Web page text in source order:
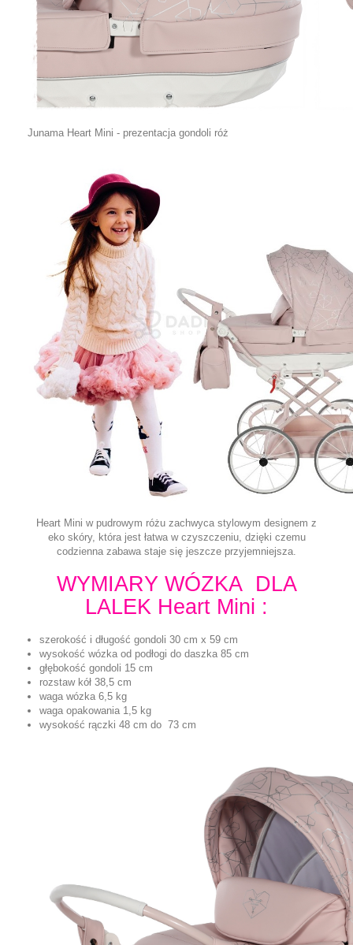
Junama Heart Mini - prezentacja gondoli róż
Heart Mini w pudrowym różu zachwyca stylowym designem z
eko skóry, która jest łatwa w czyszczeniu, dzięki czemu
codzienna zabawa staje się jeszcze przyjemniejsza.
WYMIARY WÓZKA DLA
LALEK Heart Mini :
szerokość i długość gondoli 30 cm x 59 cm
wysokość wózka od podłogi do daszka 85 cm
głębokość gondoli 15 cm
rozstaw kół 38,5 cm
waga wózka 6,5 kg
waga opakowania 1,5 kg
wysokość rączki 48 cm do 73 cm